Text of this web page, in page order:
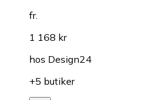
fr.
1 168 kr
hos Design24
+5 butiker